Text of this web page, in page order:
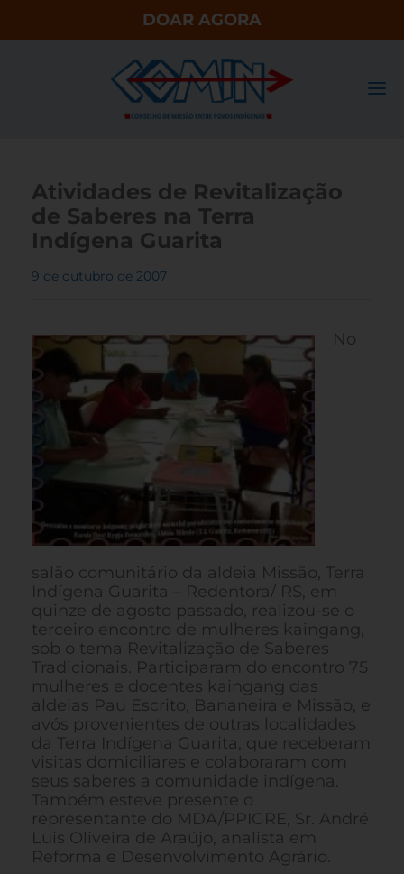
DOAR AGORA
Atividades de Revitalização
de Saberes na Terra
Indígena Guarita
9 de outubro de 2007
No
salão comunitário da aldeia Missão, Terra
Indígena Guarita – Redentora/ RS, em
quinze de agosto passado, realizou-se o
terceiro encontro de mulheres kaingang,
sob o tema Revitalização de Saberes
Tradicionais. Participaram do encontro 75
mulheres e docentes kaingang das
aldeias Pau Escrito, Bananeira e Missão, e
avós provenientes de outras localidades
da Terra Indígena Guarita, que receberam
visitas domiciliares e colaboraram com
seus saberes a comunidade indígena.
Também esteve presente o
representante do MDA/PPIGRE, Sr. André
Luis Oliveira de Araújo, analista em
Reforma e Desenvolvimento Agrário.